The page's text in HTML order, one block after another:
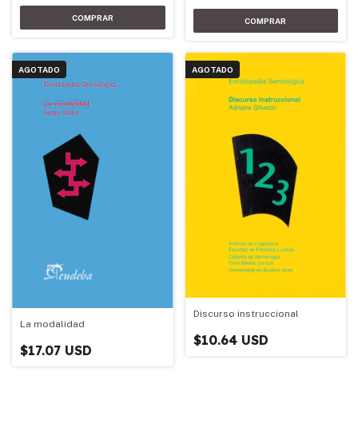
AGOTADO
La modalidad
$17.07 USD
AGOTADO
Discurso instruccional
$10.64 USD